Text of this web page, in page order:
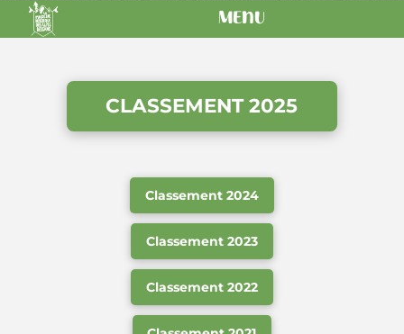
MENU
CLASSEMENT 2025
Classement 2024
Classement 2023
Classement 2022